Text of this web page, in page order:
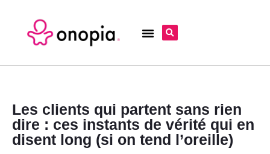
Les clients qui partent sans rien
dire : ces instants de vérité qui en
disent long (si on tend l’oreille)